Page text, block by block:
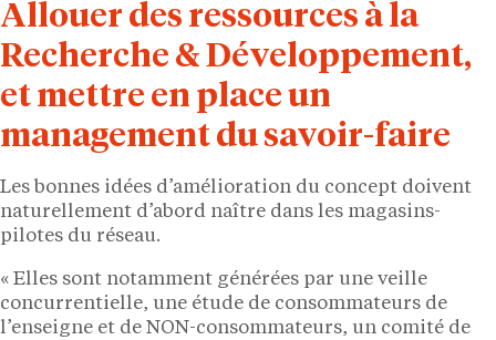
Allouer des ressources à la
Recherche & Développement,
et mettre en place un
management du savoir-faire
Les bonnes idées d’amélioration du concept doivent
naturellement d’abord naître dans les magasins-
pilotes du réseau.
« Elles sont notamment générées par une veille
concurrentielle, une étude de consommateurs de
l’enseigne et de NON-consommateurs, un comité de